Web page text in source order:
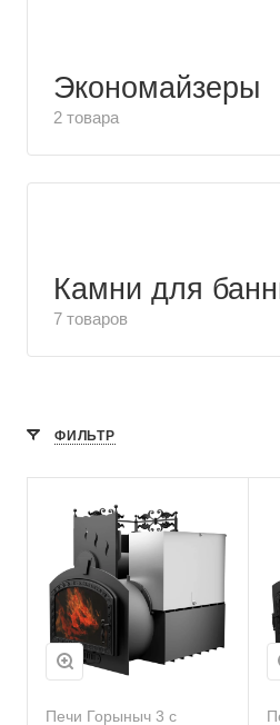
Экономайзеры
2 товара
Камни для
7 товаров
ФИЛЬТР
Печи Горыныч 3 с